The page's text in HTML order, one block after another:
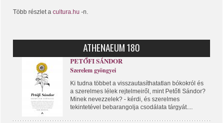
Több részlet a cultura.hu -n.
ATHENAEUM 180
PETŐFI SÁNDOR
Szerelem gyöngyei
Ki tudna többet a visszautasíthatatlan bókokról és
a szerelmes lélek rejtelmeiről, mint Petőfi Sándor?
Minek nevezzelek? - kérdi, és szerelmes
tekintetével bebarangolja csodálata tárgyát....